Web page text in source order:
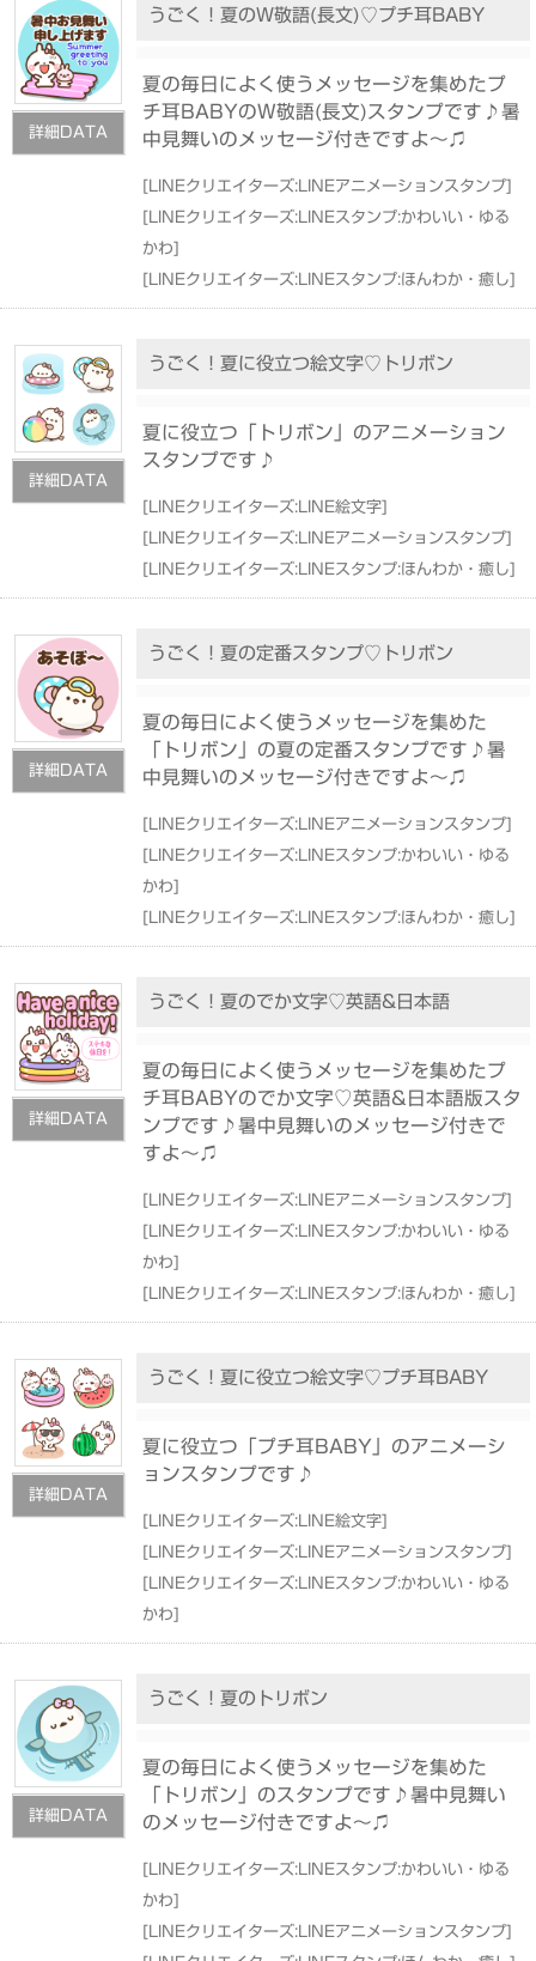
詳細DATA
うごく！夏のW敬語(長文)♡プチ耳BABY
夏の毎日によく使うメッセージを集めたプ
チ耳BABYのW敬語(長文)スタンプです♪暑
中見舞いのメッセージ付きですよ〜♫
[ LINEクリエイターズ:LINEアニメーションスタンプ]
[ LINEクリエイターズ:LINEスタンプ:かわいい・ゆる
かわ]
[ LINEクリエイターズ:LINEスタンプ:ほんわか・癒し]
詳細DATA
うごく！夏に役立つ絵文字♡トリボン
夏に役立つ「トリボン」のアニメーション
スタンプです♪
[ LINEクリエイターズ:LINE絵文字]
[ LINEクリエイターズ:LINEアニメーションスタンプ]
[ LINEクリエイターズ:LINEスタンプ:ほんわか・癒し]
詳細DATA
うごく！夏の定番スタンプ♡トリボン
夏の毎日によく使うメッセージを集めた
「トリボン」の夏の定番スタンプです♪暑
中見舞いのメッセージ付きですよ〜♫
[ LINEクリエイターズ:LINEアニメーションスタンプ]
[ LINEクリエイターズ:LINEスタンプ:かわいい・ゆる
かわ]
[ LINEクリエイターズ:LINEスタンプ:ほんわか・癒し]
詳細DATA
うごく！夏のでか文字♡英語&日本語
夏の毎日によく使うメッセージを集めたプ
チ耳BABYのでか文字♡英語&日本語版スタ
ンプです♪暑中見舞いのメッセージ付きで
すよ〜♫
[ LINEクリエイターズ:LINEアニメーションスタンプ]
[ LINEクリエイターズ:LINEスタンプ:かわいい・ゆる
かわ]
[ LINEクリエイターズ:LINEスタンプ:ほんわか・癒し]
詳細DATA
うごく！夏に役立つ絵文字♡プチ耳BABY
夏に役立つ「プチ耳BABY」のアニメーシ
ョンスタンプです♪
[ LINEクリエイターズ:LINE絵文字]
[ LINEクリエイターズ:LINEアニメーションスタンプ]
[ LINEクリエイターズ:LINEスタンプ:かわいい・ゆる
かわ]
詳細DATA
うごく！夏のトリボン
夏の毎日によく使うメッセージを集めた
「トリボン」のスタンプです♪暑中見舞い
のメッセージ付きですよ〜♫
[ LINEクリエイターズ:LINEスタンプ:かわいい・ゆる
かわ]
[ LINEクリエイターズ:LINEアニメーションスタンプ]